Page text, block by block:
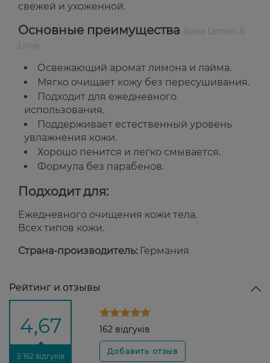
свежей и ухоженной.
Основные преимущества
Освежающий аромат лимона и лайма.
Мягко очищает кожу без пересушивания.
Подходит для ежедневного
использования.
Поддерживает естественный уровень
увлажнения кожи.
Хорошо пенится и легко смывается.
Формула без парабенов.
Подходит для:
Ежедневного очищения кожи тела.
Всех типов кожи.
Страна-производитель: Германия
Рейтинг и отзывы
4,67
З 162 відгуків
162 відгуків